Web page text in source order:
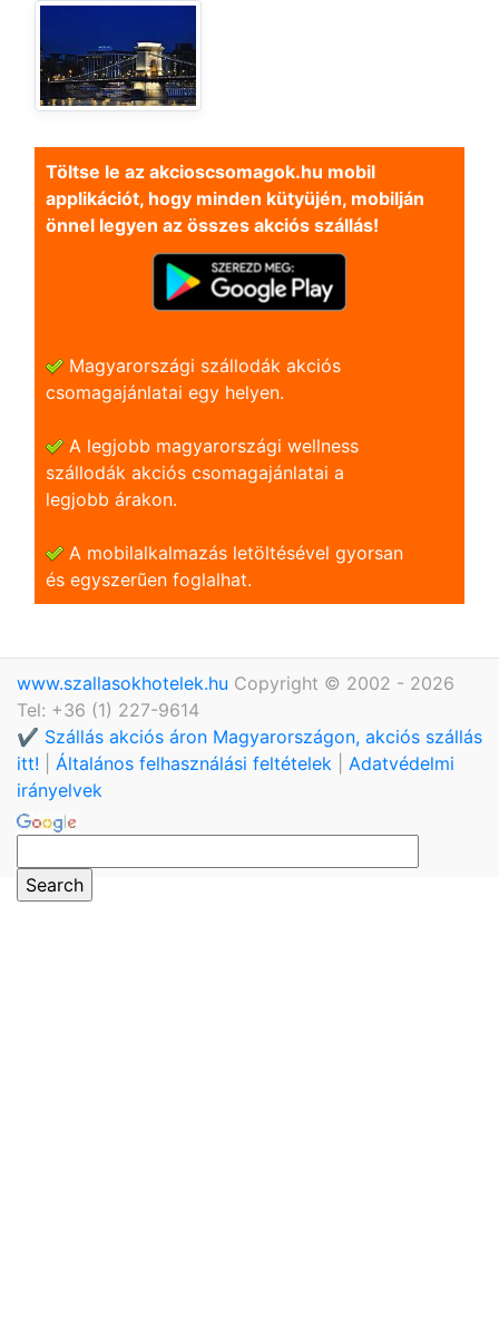
Töltse le az akcioscsomagok.hu mobil
applikációt, hogy minden kütyüjén, mobilján
önnel legyen az összes akciós szállás!
Magyarországi szállodák akciós
csomagajánlatai egy helyen.
A legjobb magyarországi wellness
szállodák akciós csomagajánlatai a
legjobb árakon.
A mobilalkalmazás letöltésével gyorsan
és egyszerũen foglalhat.
www.szallasokhotelek.hu Copyright © 2002 - 2026
Tel: +36 (1) 227-9614
✔️ Szállás akciós áron Magyarországon, akciós szállás
itt!
Általános felhasználási feltételek
Adatvédelmi
irányelvek